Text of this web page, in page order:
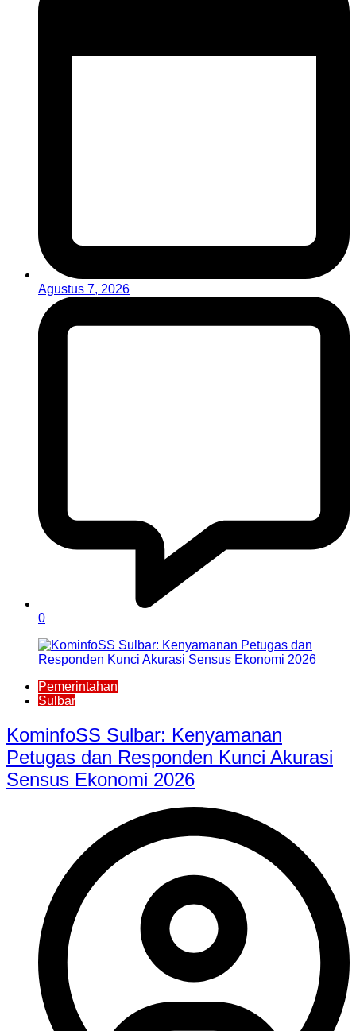
Agustus 7, 2026
0
Pemerintahan
Sulbar
KominfoSS Sulbar: Kenyamanan
Petugas dan Responden Kunci Akurasi
Sensus Ekonomi 2026